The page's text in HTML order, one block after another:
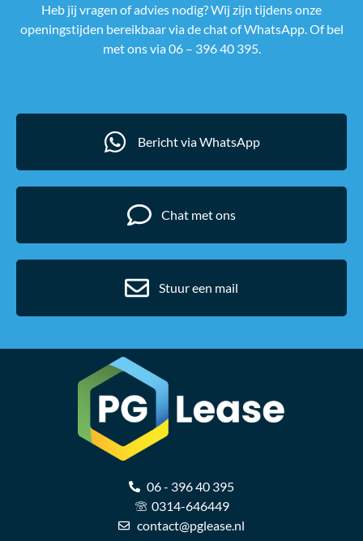
Heb jij vragen of advies nodig? Wij zijn tijdens onze
openingstijden bereikbaar via de chat of WhatsApp. Of bel
met ons via 06 – 396 40 395.
Bericht via WhatsApp
Chat met ons
Stuur een mail
06 - 396 40 395
0314-646449
contact@pglease.nl